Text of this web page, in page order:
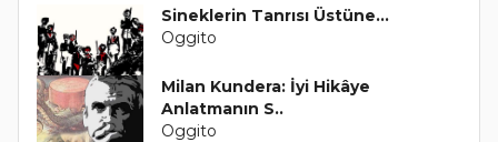
Sineklerin Tanrısı Üstüne…
Oggito
Milan Kundera: İyi Hikâye
Anlatmanın S..
Oggito